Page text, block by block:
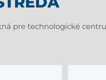
pre technologické